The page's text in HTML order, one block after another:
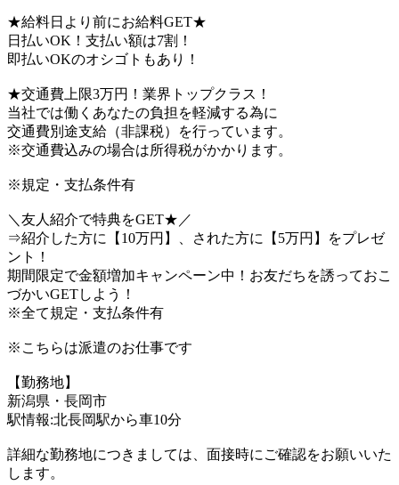
★給料日より前にお給料GET★
日払いOK！支払い額は7割！
即払いOKのオシゴトもあり！
★交通費上限3万円！業界トップクラス！
当社では働くあなたの負担を軽減する為に
交通費別途支給（非課税）を行っています。
※交通費込みの場合は所得税がかかります。
※規定・支払条件有
＼友人紹介で特典をGET★／
⇒紹介した方に【10万円】、された方に【5万円】をプレゼ
ント！
期間限定で金額増加キャンペーン中！お友だちを誘っておこ
づかいGETしよう！
※全て規定・支払条件有
※こちらは派遣のお仕事です
【勤務地】
新潟県・長岡市
駅情報:北長岡駅から車10分
詳細な勤務地につきましては、面接時にご確認をお願いいた
します。